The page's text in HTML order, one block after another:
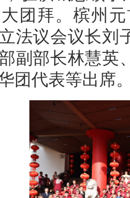
团拜。槟州
法议会议长刘
副部长林慧英
团代表等出席